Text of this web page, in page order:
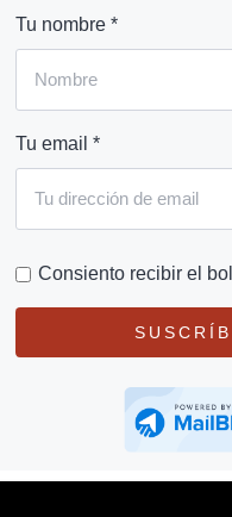
Tu nombre *
Tu email *
Consiento recibir el